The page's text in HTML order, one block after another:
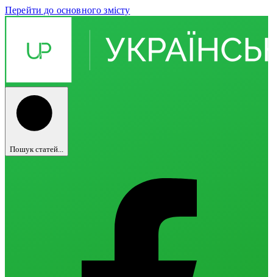
Перейти до основного змісту
Пошук статей...